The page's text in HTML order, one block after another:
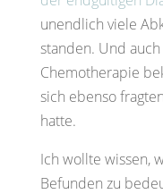
unendlich viele
standen. Und
Chemotherapie
sich ebenso
hatte.
Ich wollte wissen,
Befunden zu